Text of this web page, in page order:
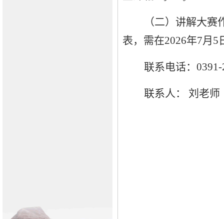
（二）讲解大
表，需在2026年7月5
联系电话：
联系人： 刘老师